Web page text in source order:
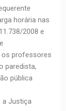
horária nas
2008 e
os professores
paredista,
pública
a Justiça